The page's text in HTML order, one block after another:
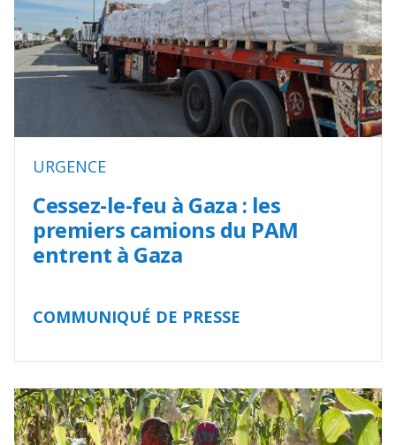
URGENCE
Cessez-le-feu à Gaza : les
premiers camions du PAM
entrent à Gaza
COMMUNIQUÉ DE PRESSE